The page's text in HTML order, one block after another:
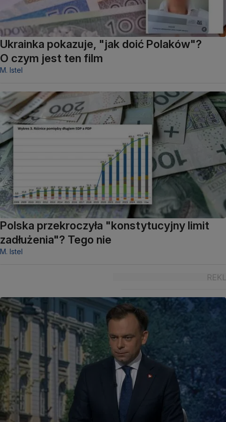
Ukrainka pokazuje, "jak doić Polaków"?
O czym jest ten film
M. Istel
Polska przekroczyła "konstytucyjny limit
zadłużenia"? Tego nie
M. Istel